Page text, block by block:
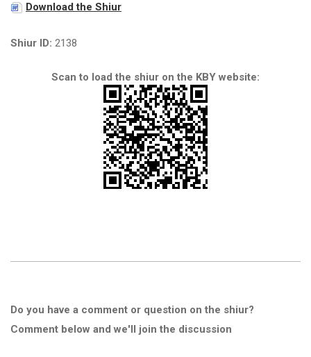
Download the Shiur
Shiur ID: 2138
Scan to load the shiur on the KBY website:
Do you have a comment or question on the shiur?
Comment below and we'll join the discussion